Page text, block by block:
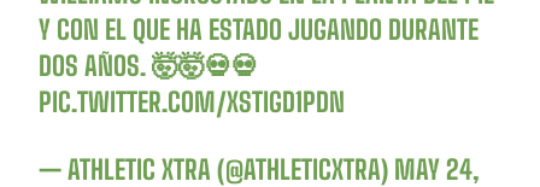
Y CON EL QUE HA ESTADO JUGANDO DURANTE
DOS AÑOS. 🤯🤯💀💀
PIC.TWITTER.COM/XSTIGD1PDN
— ATHLETIC XTRA (@ATHLETICXTRA) MAY 24,